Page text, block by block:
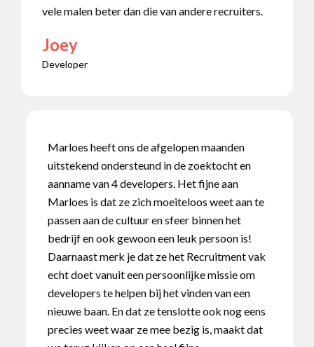
vele malen beter dan die van andere recruiters.
Joey
Developer
Marloes heeft ons de afgelopen maanden
uitstekend ondersteund in de zoektocht en
aanname van 4 developers. Het fijne aan
Marloes is dat ze zich moeiteloos weet aan te
passen aan de cultuur en sfeer binnen het
bedrijf en ook gewoon een leuk persoon is!
Daarnaast merk je dat ze het Recruitment vak
echt doet vanuit een persoonlijke missie om
developers te helpen bij het vinden van een
nieuwe baan. En dat ze tenslotte ook nog eens
precies weet waar ze mee bezig is, maakt dat